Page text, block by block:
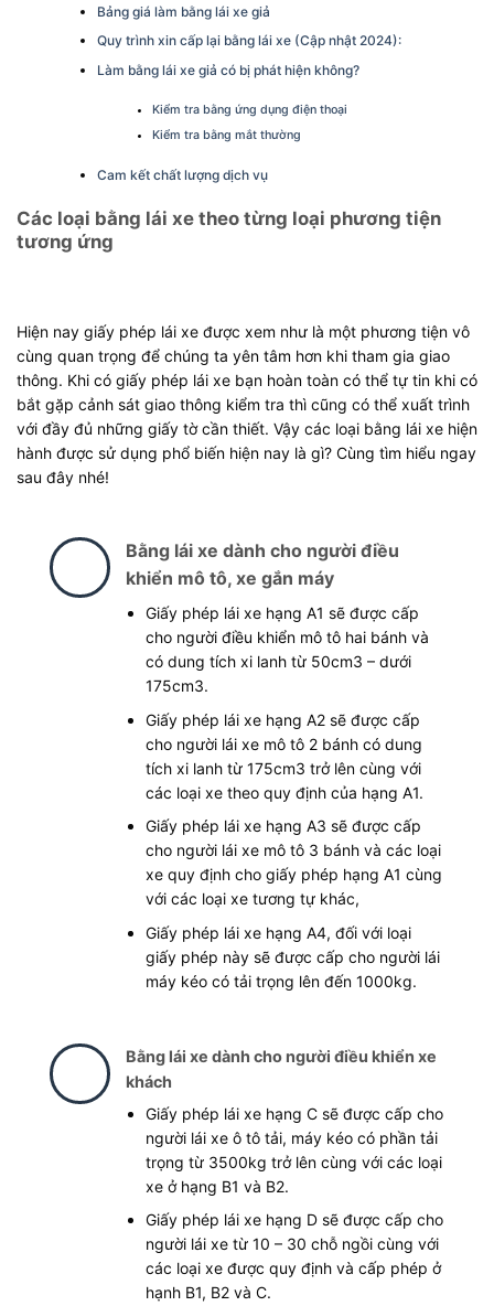
Bảng giá làm bằng lái xe giả
Quy trình xin cấp lại bằng lái xe (Cập nhật 2024):
Làm bằng lái xe giả có bị phát hiện không?
Kiểm tra bằng ứng dụng điện thoại
Kiểm tra bằng mắt thường
Cam kết chất lượng dịch vụ
Các loại bằng lái xe theo từng loại phương tiện
tương ứng
Hiện nay giấy phép lái xe được xem như là một phương tiện vô
cùng quan trọng để chúng ta yên tâm hơn khi tham gia giao
thông. Khi có giấy phép lái xe bạn hoàn toàn có thể tự tin khi có
bắt gặp cảnh sát giao thông kiểm tra thì cũng có thể xuất trình
với đầy đủ những giấy tờ cần thiết. Vậy các loại bằng lái xe hiện
hành được sử dụng phổ biến hiện nay là gì? Cùng tìm hiểu ngay
sau đây nhé!
Bằng lái xe dành cho người điều
khiển mô tô, xe gắn máy
Giấy phép lái xe hạng A1 sẽ được cấp
cho người điều khiển mô tô hai bánh và
có dung tích xi lanh từ 50cm3 – dưới
175cm3.
Giấy phép lái xe hạng A2 sẽ được cấp
cho người lái xe mô tô 2 bánh có dung
tích xi lanh từ 175cm3 trở lên cùng với
các loại xe theo quy định của hạng A1.
Giấy phép lái xe hạng A3 sẽ được cấp
cho người lái xe mô tô 3 bánh và các loại
xe quy định cho giấy phép hạng A1 cùng
với các loại xe tương tự khác,
Giấy phép lái xe hạng A4, đối với loại
giấy phép này sẽ được cấp cho người lái
máy kéo có tải trọng lên đến 1000kg.
Bằng lái xe dành cho người điều khiển xe
khách
Giấy phép lái xe hạng C sẽ được cấp cho
người lái xe ô tô tải, máy kéo có phần tải
trọng từ 3500kg trở lên cùng với các loại
xe ở hạng B1 và B2.
Giấy phép lái xe hạng D sẽ được cấp cho
người lái xe từ 10 – 30 chỗ ngồi cùng với
các loại xe được quy định và cấp phép ở
hạnh B1, B2 và C.